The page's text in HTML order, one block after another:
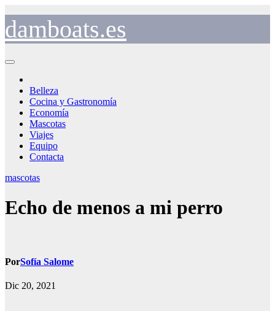
contenido
damboats.es
Belleza
Cocina y Gastronomía
Economía
Mascotas
Viajes
Equipo
Contacta
mascotas
Echo de menos a mi perro
PorSofía Salome
Dic 20, 2021